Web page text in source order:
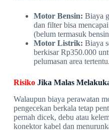
Motor Bensin: Biaya
dan filter bisa
(belum termasuk
Motor Listrik: Biaya
berkisar Rp350.000
pelumasan area tertentu.
RisikoJika Malas
Walaupun biaya perawatan
pengecekan berkala tetap
pernah dicek, debu atau
konektor kabel dan